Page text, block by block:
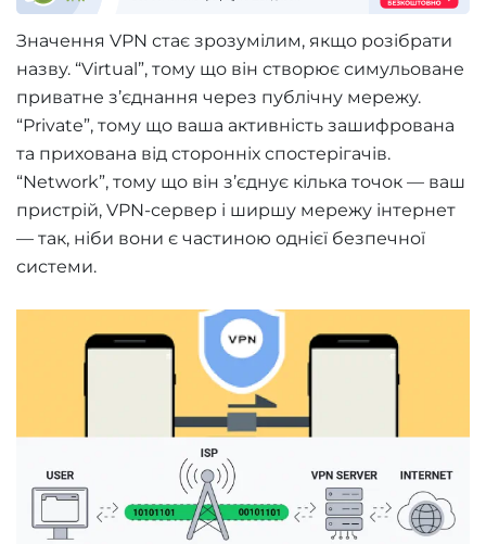
Значення VPN стає зрозумілим, якщо розібрати
назву. “Virtual”, тому що він створює симульоване
приватне з’єднання через публічну мережу.
“Private”, тому що ваша активність зашифрована
та прихована від сторонніх спостерігачів.
“Network”, тому що він з’єднує кілька точок — ваш
пристрій, VPN-сервер і ширшу мережу інтернет
— так, ніби вони є частиною однієї безпечної
системи.